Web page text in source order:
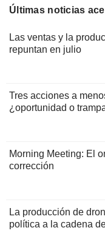
Últimas noticias
Las ventas y la
repuntan en julio
Tres acciones a
¿oportunidad o
Morning Meeting: El
corrección
La producción de
política a la cadena